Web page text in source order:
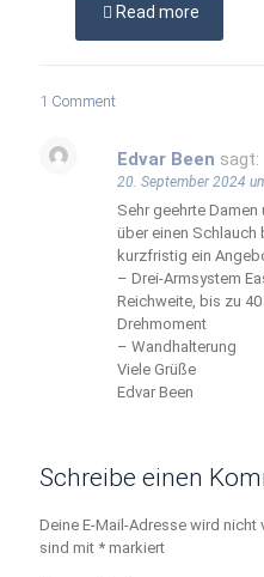
Read more
1 Comment
Edvar Been sagt:
20. September 2024
Sehr geehrte
über einen
kurzfristig ein
– Drei-Armsystem
Reichweite, bis zu
Drehmoment
– Wandhalterung
Viele Grüße
Edvar Been
Schreibe einen
Deine E-Mail-Adresse wird nicht
sind mit * markiert